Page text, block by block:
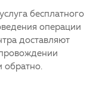
бесплатного
операции
доставляют
обратно.